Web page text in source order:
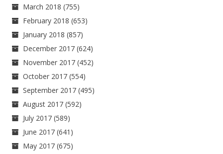
March 2018 (755)
February 2018 (653)
January 2018 (857)
December 2017 (624)
November 2017 (452)
October 2017 (554)
September 2017 (495)
August 2017 (592)
July 2017 (589)
June 2017 (641)
May 2017 (675)